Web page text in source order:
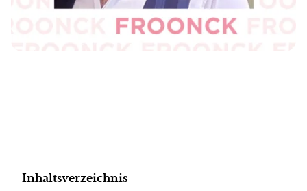
Inhaltsverzeichnis